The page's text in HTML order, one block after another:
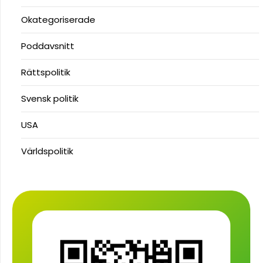
Okategoriserade
Poddavsnitt
Rättspolitik
Svensk politik
USA
Världspolitik